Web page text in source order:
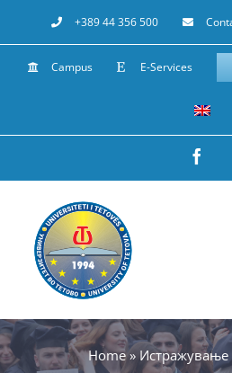
to
content
+389 44 356 500
Campus E-Services
Home »Истражување